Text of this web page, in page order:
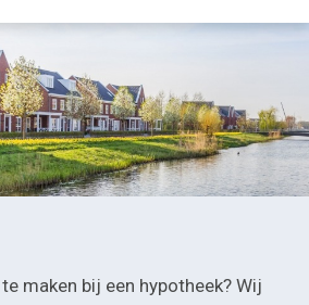
maken bij een hypotheek? Wij